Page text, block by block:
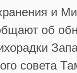
и
об
совета